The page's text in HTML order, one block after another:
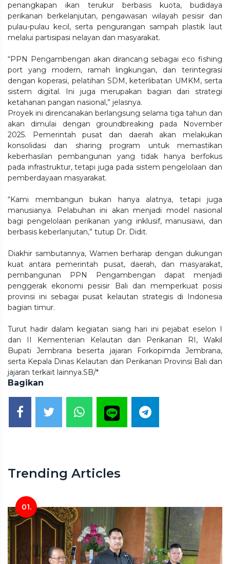
penangkapan ikan terukur berbasis kuota, budidaya
perikanan berkelanjutan, pengawasan wilayah pesisir dan
pulau-pulau kecil, serta pengurangan sampah plastik laut
melalui partisipasi nelayan dan masyarakat.
“PPN Pengambengan akan dirancang sebagai eco fishing
port yang modern, ramah lingkungan, dan terintegrasi
dengan koperasi, pelatihan SDM, keterlibatan UMKM, serta
sistem digital. Ini juga merupakan bagian dari strategi
ketahanan pangan nasional,” jelasnya.
Proyek ini direncanakan berlangsung selama tiga tahun dan
akan dimulai dengan groundbreaking pada November
2025. Pemerintah pusat dan daerah akan melakukan
konsolidasi dan sharing program untuk memastikan
keberhasilan pembangunan yang tidak hanya berfokus
pada infrastruktur, tetapi juga pada sistem pengelolaan dan
pemberdayaan masyarakat.
“Kami membangun bukan hanya alatnya, tetapi juga
manusianya. Pelabuhan ini akan menjadi model nasional
bagi pengelolaan perikanan yang inklusif, manusiawi, dan
berbasis keberlanjutan,” tutup Dr. Didit.
Diakhir sambutannya, Wamen berharap dengan dukungan
kuat antara pemerintah pusat, daerah, dan masyarakat,
pembangunan PPN Pengambengan dapat menjadi
penggerak ekonomi pesisir Bali dan memperkuat posisi
provinsi ini sebagai pusat kelautan strategis di Indonesia
bagian timur.
Turut hadir dalam kegiatan siang hari ini pejabat eselon I
dan II Kementerian Kelautan dan Perikanan RI, Wakil
Bupati Jembrana beserta jajaran Forkopimda Jembrana,
serta Kepala Dinas Kelautan dan Perikanan Provinsi Bali dan
jajaran terkait lainnya.SB/*
Bagikan
Trending Articles
01.